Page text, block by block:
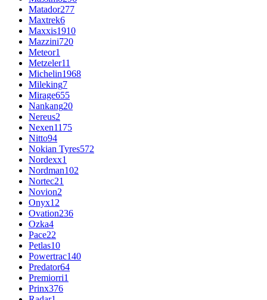
Matador277
Maxtrek6
Maxxis1910
Mazzini720
Meteor1
Metzeler11
Michelin1968
Mileking7
Mirage655
Nankang20
Nereus2
Nexen1175
Nitto94
Nokian Tyres572
Nordexx1
Nordman102
Nortec21
Novion2
Onyx12
Ovation236
Ozka4
Pace22
Petlas10
Powertrac140
Predator64
Premiorri1
Prinx376